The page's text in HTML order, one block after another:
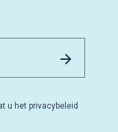
u het privacybeleid